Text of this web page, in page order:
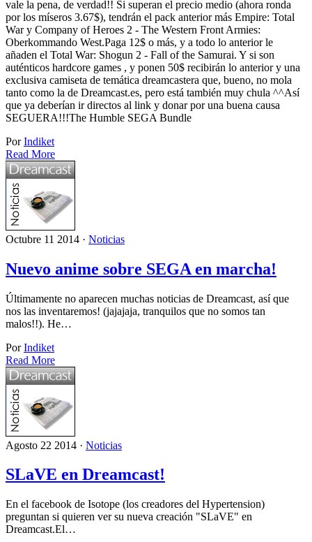
vale la pena, de verdad!! Si superan el precio medio (ahora ronda
por los míseros 3.67$), tendrán el pack anterior más Empire: Total
War y Company of Heroes 2 - The Western Front Armies:
Oberkommando West.Paga 12$ o más, y a todo lo anterior le
añaden el Total War: Shogun 2 - Fall of the Samurai. Y si son
auténticos hardcore games , y ponen 50$ recibirán lo anterior y una
exclusiva camiseta de temática dreamcastera que, bueno, no mola
tanto como la de Dreamcast.es, pero está también muy chula ^^Así
que ya deberían ir directos al link y donar por una buena causa
SEGUERA!!!The Humble SEGA Bundle
PorIndiket
Read More
Octubre 11 2014 · Noticias
Nuevo anime sobre SEGA en marcha!
Últimamente no aparecen muchas noticias de Dreamcast, así que
nos las inventaremos! (jajajaja, tranquilos que no somos tan
malos!!). He…
PorIndiket
Read More
Agosto 22 2014 · Noticias
SLaVE en Dreamcast!
En el facebook de Isotope (los creadores del Hypertension)
preguntan si quieren ver su nueva creación "SLaVE" en
Dreamcast.El…